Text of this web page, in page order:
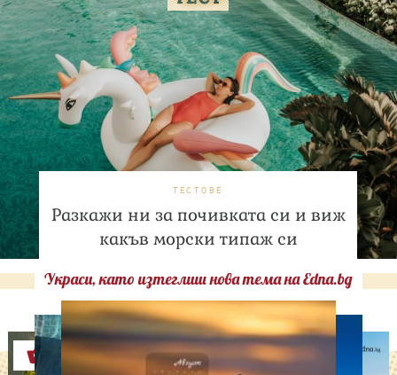
ТЕСТОВЕ
Разкажи ни за почивката си и виж
какъв морски типаж си
Украси, като изтеглиш нова тема на Edna.bg
Оферти